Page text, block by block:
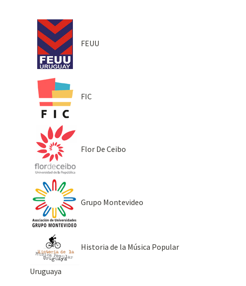
FEUU
FIC
Flor De Ceibo
Grupo Montevideo
Historia de la Música Popular
Uruguaya